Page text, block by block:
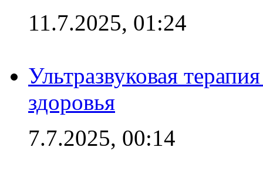
11.7.2025, 01:24
Ультразвуковая
здоровья
7.7.2025, 00:14